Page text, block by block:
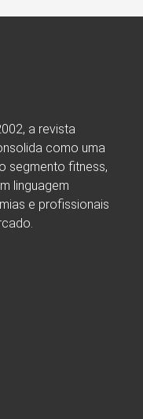
a revista
como uma
segmento fitness,
linguagem
e profissionais